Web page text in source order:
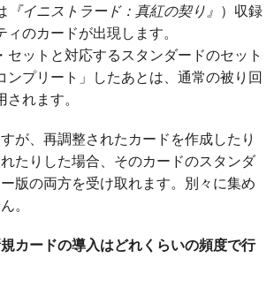
『イニストラード：真紅の契り』 ）収録
のカードが出現します。
セットと対応するスタンダードのセット
ンプリート」したあとは、通常の被り回
れます。
が、再調整されたカードを作成したり
たりした場合、そのカードのスタンダ
版の両方を受け取れます。別々に集め
。
カードの導入はどれくらいの頻度で行